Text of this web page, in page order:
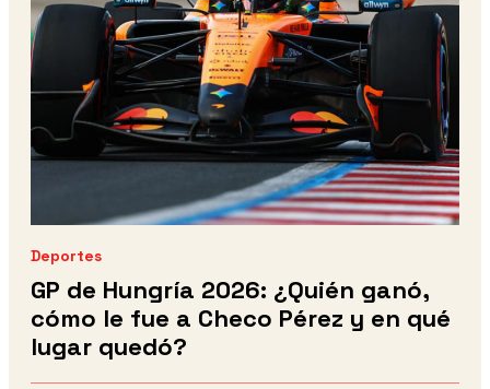
Deportes
GP de Hungría 2026: ¿Quién ganó,
cómo le fue a Checo Pérez y en qué
lugar quedó?